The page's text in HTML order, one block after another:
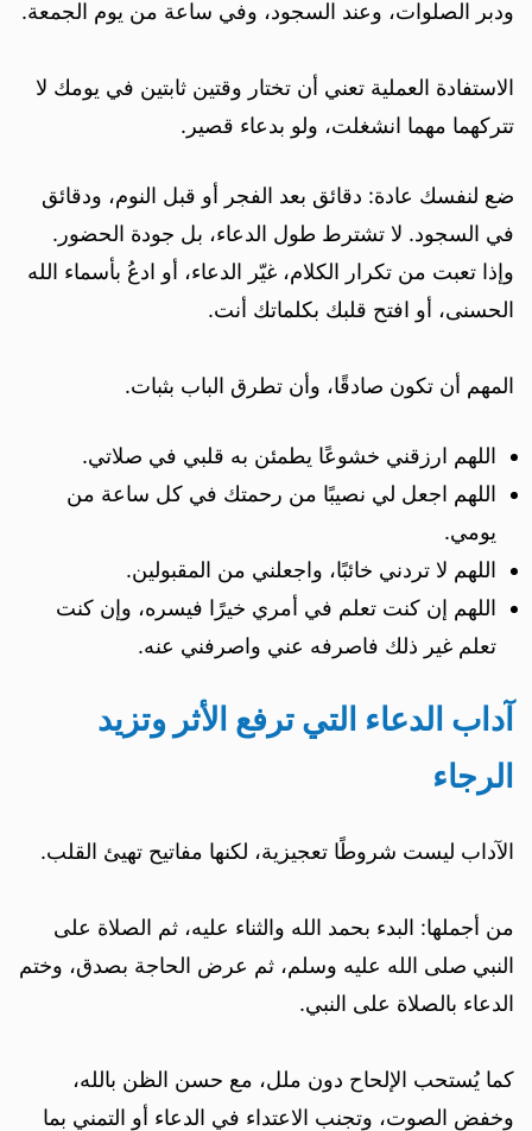
ودبر الصلوات، وعند السجود، وفي ساعة من يوم الجمعة.
الاستفادة العملية تعني أن تختار وقتين ثابتين في يومك لا
تتركهما مهما انشغلت، ولو بدعاء قصير.
ضع لنفسك عادة: دقائق بعد الفجر أو قبل النوم، ودقائق
في السجود. لا تشترط طول الدعاء، بل جودة الحضور.
وإذا تعبت من تكرار الكلام، غيّر الدعاء، أو ادعُ بأسماء الله
الحسنى، أو افتح قلبك بكلماتك أنت.
المهم أن تكون صادقًا، وأن تطرق الباب بثبات.
اللهم ارزقني خشوعًا يطمئن به قلبي في صلاتي.
اللهم اجعل لي نصيبًا من رحمتك في كل ساعة من
يومي.
اللهم لا تردني خائبًا، واجعلني من المقبولين.
اللهم إن كنت تعلم في أمري خيرًا فيسره، وإن كنت
تعلم غير ذلك فاصرفه عني واصرفني عنه.
آداب الدعاء التي ترفع الأثر وتزيد
الرجاء
الآداب ليست شروطًا تعجيزية، لكنها مفاتيح تهيئ القلب.
من أجملها: البدء بحمد الله والثناء عليه، ثم الصلاة على
النبي صلى الله عليه وسلم، ثم عرض الحاجة بصدق، وختم
الدعاء بالصلاة على النبي.
كما يُستحب الإلحاح دون ملل، مع حسن الظن بالله،
وخفض الصوت، وتجنب الاعتداء في الدعاء أو التمني بما